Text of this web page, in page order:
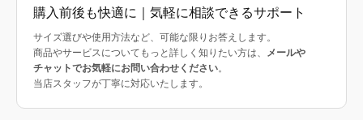
購入前後も快適に｜気軽に相談できるサポート
サイズ選びや使用方法など、可能な限りお答えします。
商品やサービスについてもっと詳しく知りたい方は、
メールや
チャットでお気軽にお問い合わせください。
当店スタッフが丁寧に対応いたします。